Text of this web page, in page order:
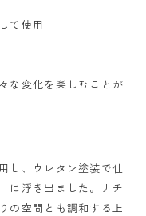
て使用
な変化を楽しむことが
し、ウレタン塗装で仕
に浮き出ました。ナチ
の空間とも調和する上